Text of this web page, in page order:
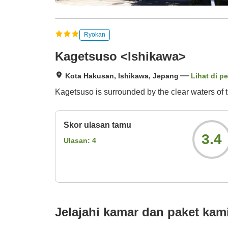
Ryokan
Kagetsuso <Ishikawa>
Kota Hakusan, Ishikawa, Jepang Lihat di
Kagetsuso is surrounded by the clear waters
Skor ulasan tamu
Ulasan: 4 3.4
Jelajahi kamar dan paket